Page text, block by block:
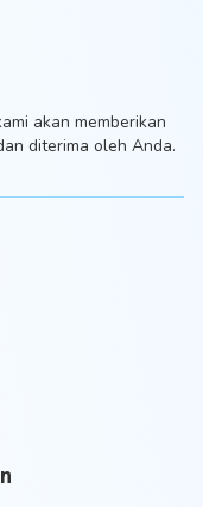
akan memberikan
diterima oleh Anda.